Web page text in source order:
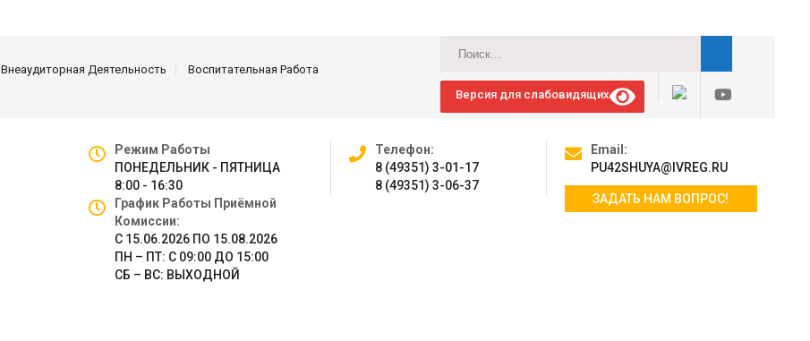
Внеаудиторная Деятельность
Воспитательная Работа
Версия для слабовидящих
Режим Работы
ПОНЕДЕЛЬНИК - ПЯТНИЦА
8:00 - 16:30
График Работы Приёмной
Комиссии:
С 15.06.2026 ПО 15.08.2026
ПН – ПТ: С 09:00 ДО 15:00
СБ – ВС: ВЫХОДНОЙ
Телефон:
8 (49351) 3-01-17
8 (49351) 3-06-37
Email:
PU42SHUYA@IVREG.RU
ЗАДАТЬ НАМ ВОПРОС!